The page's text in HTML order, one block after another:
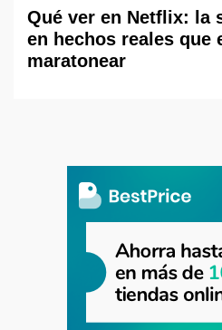
Qué ver en Netflix: la
en hechos reales que
maratonear